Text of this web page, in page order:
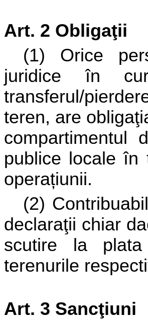
Art. 2 Obligaţii
(1) Orice
juridice în
transferul/
teren, are
compartimentul
publice locale în
operațiunii.
(2)
declaraţii chiar
scutire la
terenurile
Art. 3 Sancţiuni